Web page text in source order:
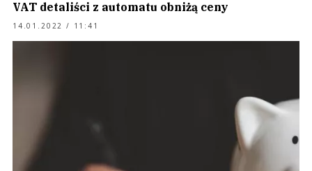
VAT detaliści z automatu obniżą ceny
14.01.2022 / 11:41